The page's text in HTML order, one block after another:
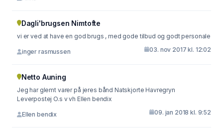
Dagli'brugsen Nimtofte
vi er ved at have en god brugs , med gode tilbud og godt personale
inger rasmussen 03. nov 2017 kl. 12:02
Netto Auning
Jeg har glemt varer på jeres bånd Natskjorte Havregryn
Leverpostej O.s v vh Ellen bendix
Ellen bendix 09. jan 2018 kl. 9:52